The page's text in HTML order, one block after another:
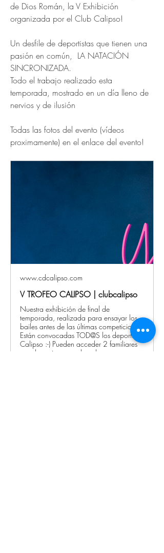
de Dios Román, la V Exhibición
organizada por el Club Calipso!
Un desfile de deportistas que tienen una
pasión en común,  LA NATACIÓN
SINCRONIZADA.
Todo el trabajo realizado esta
temporada, mostrado en un día lleno de
nervios y de ilusión
Todas las fotos del evento (vídeos
proximamente) en el enlace del evento!
www.cdcalipso.com
V TROFEO CALIPSO | clubcalipso
Nuestra exhibición de final de
temporada, realizada para ensayar los
bailes antes de las últimas competiciones
Están convocadas TOD@S los deportistas
Calipso :-) Pueden acceder 2 familiares
por deportista con chanclas